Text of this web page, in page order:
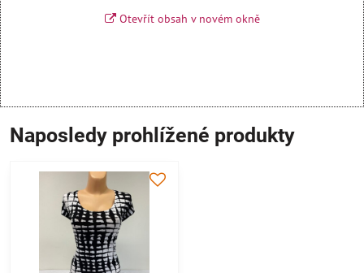
Otevřít obsah v novém okně
Naposledy prohlížené produkty